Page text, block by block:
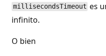
millisecondsTimeout es
infinito.
O bien